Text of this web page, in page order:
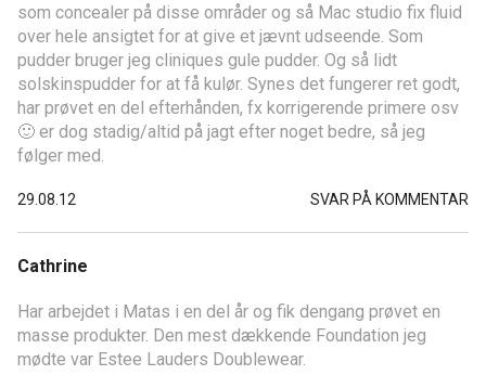
som concealer på disse områder og så Mac studio fix fluid
over hele ansigtet for at give et jævnt udseende. Som
pudder bruger jeg cliniques gule pudder. Og så lidt
solskinspudder for at få kulør. Synes det fungerer ret godt,
har prøvet en del efterhånden, fx korrigerende primere osv
🙂 er dog stadig/altid på jagt efter noget bedre, så jeg
følger med.
29.08.12 SVAR PÅ KOMMENTAR
Cathrine
Har arbejdet i Matas i en del år og fik dengang prøvet en
masse produkter. Den mest dækkende Foundation jeg
mødte var Estee Lauders Doublewear.